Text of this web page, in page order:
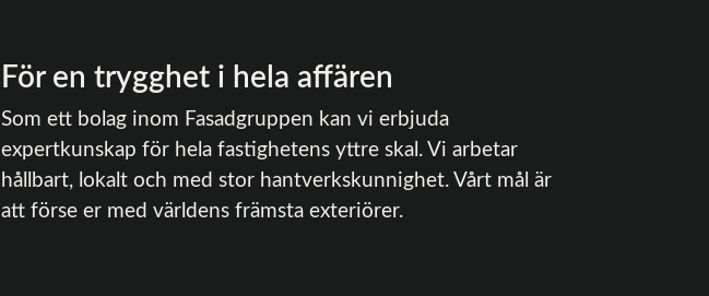
För en trygghet i hela affären
Som ett bolag inom Fasadgruppen kan vi erbjuda
expertkunskap för hela fastighetens yttre skal. Vi arbetar
hållbart, lokalt och med stor hantverkskunnighet. Vårt mål är
att förse er med världens främsta exteriörer.